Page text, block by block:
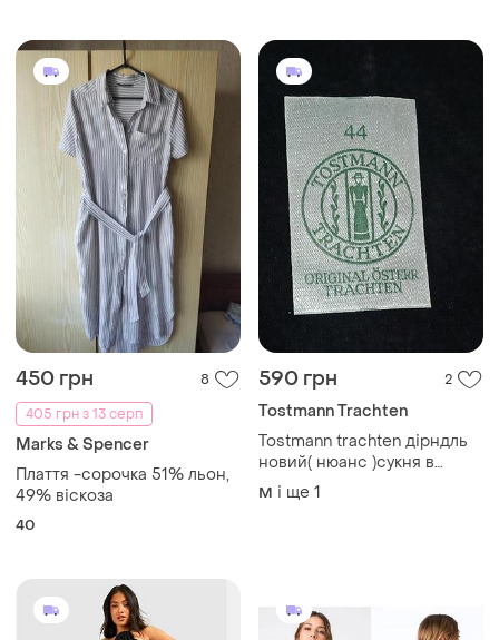
450 грн
8
405 грн з 13 серп
Marks & Spencer
Плаття -сорочка 51% льон,
49% віскоза
40
590 грн 2
Tostmann Trachten
Tostmann trachten дірндль
новий( нюанс )сукня в
комплекті з рідним
фартушком австрійський
M і ще 1